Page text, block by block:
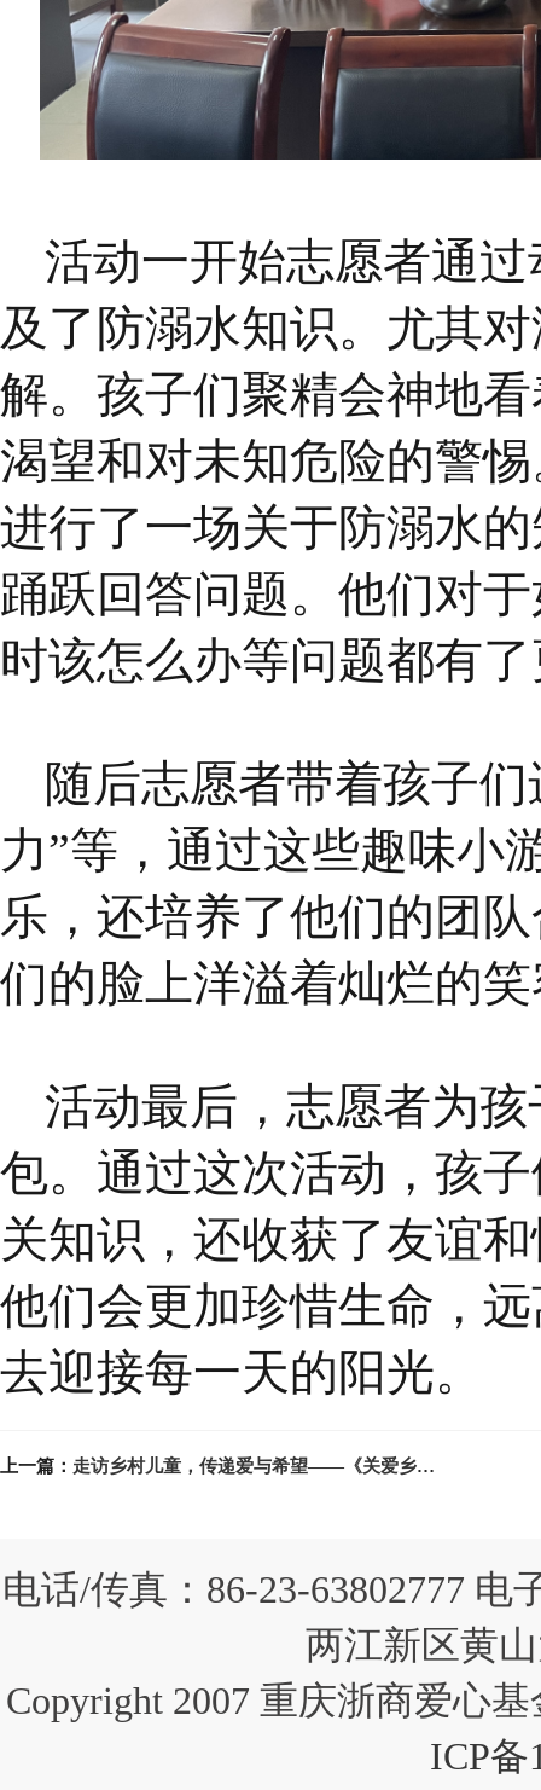
活动一开始志愿者通
及了防溺水知识。尤其
解。孩子们聚精会神地
渴望和对未知危险的警
进行了一场关于防溺水
踊跃回答问题。他们对
时该怎么办等问题都有
随后志愿者带着孩子
力”等，通过这些趣味小
乐，还培养了他们的团
们的脸上洋溢着灿烂的
活动最后，志愿者为
包。通过这次活动，孩
关知识，还收获了友谊
他们会更加珍惜生命，
去迎接每一天的阳光。
上一篇： 走访乡村儿童，传递爱与希望——《关爱乡村儿童项目》进展
电话/传真：86-23-63802777 电
两江新区黄
Copyright 2007 重庆浙商爱心
ICP备